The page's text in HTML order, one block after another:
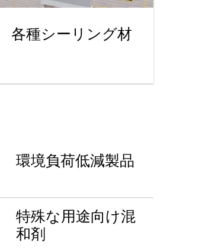
各種シーリング材
環境負荷低減製品
特殊な用途向け混
和剤